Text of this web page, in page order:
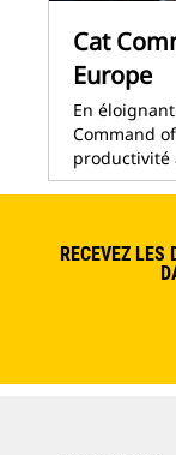
Cat
Europe
En
Command
productivité
RECEVEZ LES